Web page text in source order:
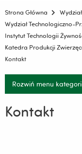
Strona Główna
Wydział Technologiczno-
Instytut Technologii
Katedra Produkcji
Kontakt
Rozwiń menu
Kontakt